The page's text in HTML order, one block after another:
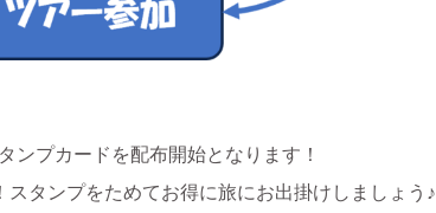
ンプカードを配布開始となります！
タンプをためてお得に旅にお出掛けしましょう♪